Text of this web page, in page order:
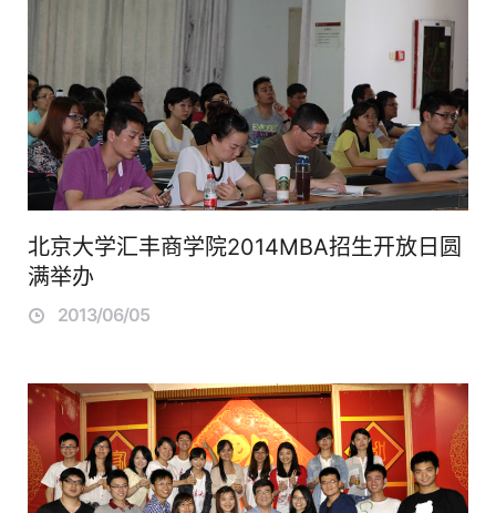
北京大学汇丰商学院2014MBA招生开放日圆
满举办
2013/06/05